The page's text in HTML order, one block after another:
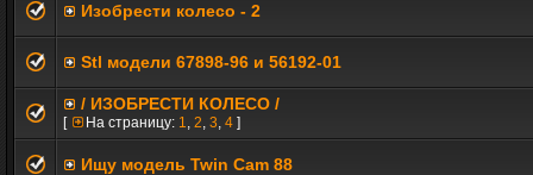
Изобрести колесо - 2
Stl модели 67898-96 и 56192-01
/ ИЗОБРЕСТИ КОЛЕСО /
[ На страницу: 1, 2, 3, 4 ]
Ищу модель Twin Cam 88